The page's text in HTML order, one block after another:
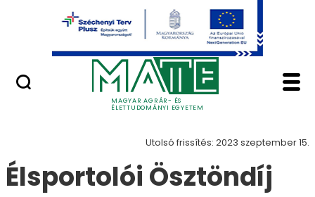
Ugrás a fő tartalomhoz
MAGYAR AGRÁR- ÉS
ÉLETTUDOMÁNYI EGYETEM
Minőségügy
Hazai ösztöndíjak -
Ösztöndíjak
Utolsó frissítés: 2023 szeptember 15.
Élsportolói Ösztöndíj